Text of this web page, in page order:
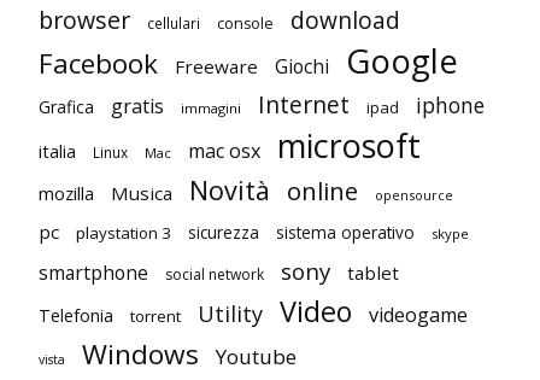
browser cellulari console download
Facebook Freeware Giochi Google
Grafica gratis immagini Internet ipad iphone
italia Linux Mac mac osx microsoft
mozilla Musica Novità online opensource
pc playstation 3 sicurezza sistema operativo skype
smartphone social network sony tablet
Telefonia torrent Utility Video videogame
vista Windows Youtube